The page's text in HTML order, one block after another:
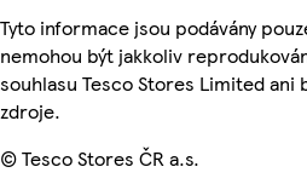
Tyto informace jsou podávány
nemohou být jakkoliv
souhlasu Tesco Stores Limited ani
zdroje.
© Tesco Stores ČR a.s.